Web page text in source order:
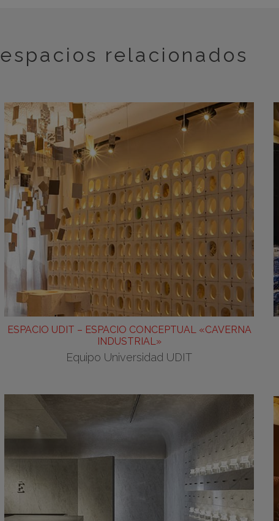
espacios relacionados
ESPACIO UDIT – ESPACIO CONCEPTUAL «CAVERNA
INDUSTRIAL»
Equipo Universidad UDIT